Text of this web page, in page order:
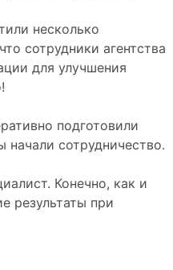
несколько
сотрудники агентства
для улучшения
подготовили
сотрудничество.
Конечно, как и
результаты при